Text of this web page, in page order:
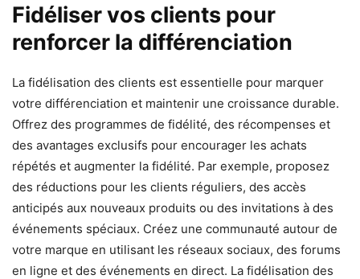
Fidéliser vos clients pour
renforcer la différenciation
La fidélisation des clients est essentielle pour marquer
votre différenciation et maintenir une croissance durable.
Offrez des programmes de fidélité, des récompenses et
des avantages exclusifs pour encourager les achats
répétés et augmenter la fidélité. Par exemple, proposez
des réductions pour les clients réguliers, des accès
anticipés aux nouveaux produits ou des invitations à des
événements spéciaux. Créez une communauté autour de
votre marque en utilisant les réseaux sociaux, des forums
en ligne et des événements en direct. La fidélisation des